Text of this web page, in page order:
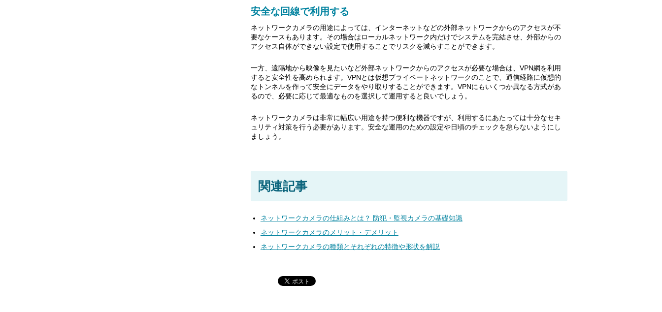
安全な回線で利用する
ネットワークカメラの用途によっては、インターネットなどの外部ネットワークからのアクセスが不
要なケースもあります。その場合はローカルネットワーク内だけでシステムを完結させ、外部からの
アクセス自体ができない設定で使用することでリスクを減らすことができます。
一方、遠隔地から映像を見たいなど外部ネットワークからのアクセスが必要な場合は、VPN網を利用
すると安全性を高められます。VPNとは仮想プライベートネットワークのことで、通信経路に仮想的
なトンネルを作って安全にデータをやり取りすることができます。VPNにもいくつか異なる方式があ
るので、必要に応じて最適なものを選択して運用すると良いでしょう。
ネットワークカメラは非常に幅広い用途を持つ便利な機器ですが、利用するにあたっては十分なセキ
ュリティ対策を行う必要があります。安全な運用のための設定や日頃のチェックを怠らないようにし
ましょう。
関連記事
ネットワークカメラの仕組みとは？ 防犯・監視カメラの基礎知識
ネットワークカメラのメリット・デメリット
ネットワークカメラの種類とそれぞれの特徴や形状を解説